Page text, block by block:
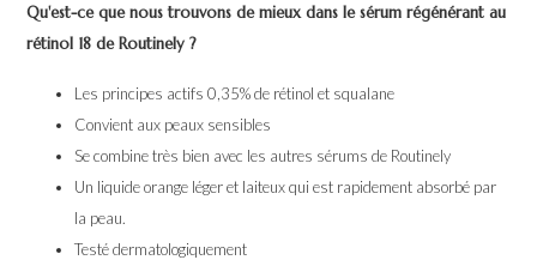
Qu'est-ce que nous trouvons de mieux dans le sérum régénérant au
rétinol 18 de Routinely ?
Les principes actifs 0,35% de rétinol et squalane
Convient aux peaux sensibles
Se combine très bien avec les autres sérums de Routinely
Un liquide orange léger et laiteux qui est rapidement absorbé par
la peau.
Testé dermatologiquement